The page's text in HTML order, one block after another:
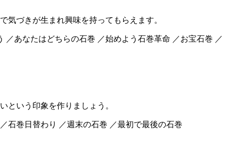
気づきが生まれ興味を持ってもらえます。
あなたはどちらの石巻 ／始めよう石巻革命 ／お宝石巻 ／
という印象を作りましょう。
石巻日替わり ／週末の石巻 ／最初で最後の石巻